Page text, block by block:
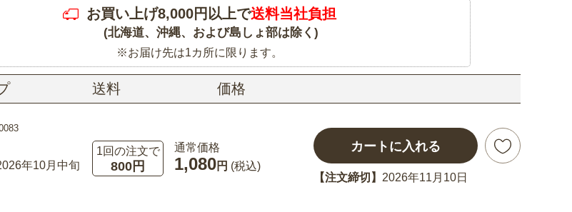
お買い上げ8,000円以上で送料当社負担
(北海道、沖縄、および島しょ部は除く)
※お届け先は1カ所に限ります。
送料 価格
年10月中旬
1回の注文で
800円
通常価格
1,080円 (税込)
カートに入れる
【注文締切】 2026年11月10日